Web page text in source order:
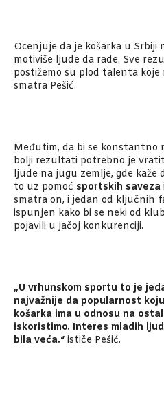
Ocenjuje da je košarka u Srbiji
motiviše ljude da rade. Sve
postižemo su plod talenta koje
smatra Pešić.
Međutim, da bi se konstantno
bolji rezultati potrebno je
ljude na jugu zemlje, gde kaže
to uz pomoć sportskih saveza i
smatra on, i jedan od ključnih
ispunjen kako bi se neki od
pojavili u jačoj konkurenciji.
„U vrhunskom sportu to je
najvažnije da popularnost
košarka ima u odnosu na
iskoristimo. Interes mladih
bila veća.“ ističe Pešić.